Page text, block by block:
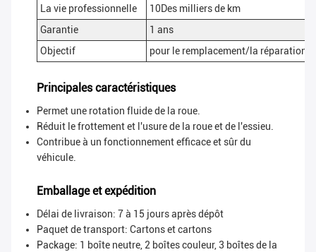
La vie professionnelle
10Des milliers de km
Garantie
1 ans
Objectif
pour le remplacement/la
Principales caractéristiques
Permet une rotation fluide de la roue.
Réduit le frottement et l'usure de la roue et de l'essieu.
Contribue à un fonctionnement efficace et sûr du
véhicule.
Emballage et expédition
Délai de livraison: 7 à 15 jours après dépôt
Paquet de transport: Cartons et cartons
Package: 1 boîte neutre, 2 boîtes couleur, 3 boîtes de la